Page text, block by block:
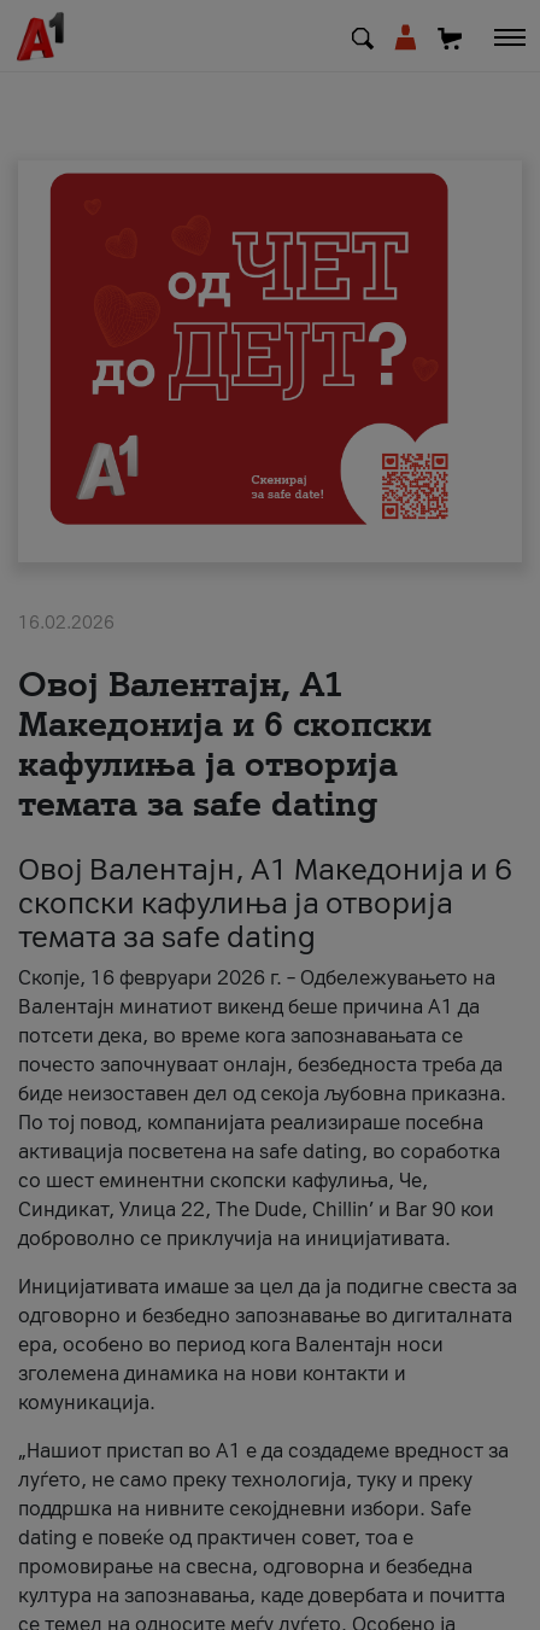
Деловни
Поддршка
Надополни кредит
Плати сметка
#ПодобарОнлајн
16.02.2026
Овој Валентајн, A1
Македонија и 6 скопски
кафулиња ја отворија
темата за safe dating
Овој Валентајн, A1 Македонија и 6
скопски кафулиња ја отворија
темата за safe dating
Скопје, 16 февруари 2026 г. – Одбележувањето на
Валентајн минатиот викенд беше причина А1 да
потсети дека, во време кога запознавањата се
почесто започнуваат онлајн, безбедноста треба да
биде неизоставен дел од секоја љубовна приказна.
По тој повод, компанијата реализираше посебна
активација посветена на safe dating, во соработка
со шест еминентни скопски кафулиња, Че,
Синдикат, Улица 22, The Dude, Chillin’ и Bar 90 кои
доброволно се приклучија на иницијативата.
Иницијативата имаше за цел да ја подигне свеста за
одговорно и безбедно запознавање во дигиталната
ера, особено во период кога Валентајн носи
зголемена динамика на нови контакти и
комуникација.
„Нашиот пристап во А1 е да создадеме вредност за
луѓето, не само преку технологија, туку и преку
поддршка на нивните секојдневни избори. Safe
dating е повеќе од практичен совет, тоа е
промовирање на свесна, одговорна и безбедна
култура на запознавања, каде довербата и почитта
се темел на односите меѓу луѓето. Особено ја